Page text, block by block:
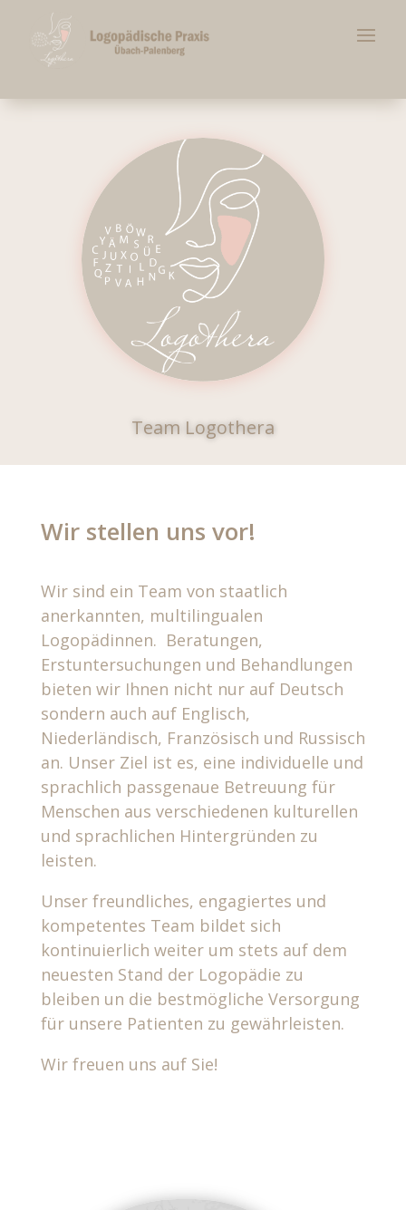
Team Logothera
Wir stellen uns vor!
Wir sind ein Team von staatlich
anerkannten, multilingualen
Logopädinnen. Beratungen,
Erstuntersuchungen und Behandlungen
bieten wir Ihnen nicht nur auf Deutsch
sondern auch auf Englisch,
Niederländisch, Französisch und Russisch
an. Unser Ziel ist es, eine individuelle und
sprachlich passgenaue Betreuung für
Menschen aus verschiedenen kulturellen
und sprachlichen Hintergründen zu
leisten.
Unser freundliches, engagiertes und
kompetentes Team bildet sich
kontinuierlich weiter um stets auf dem
neuesten Stand der Logopädie zu
bleiben un die bestmögliche Versorgung
für unsere Patienten zu gewährleisten.
Wir freuen uns auf Sie!